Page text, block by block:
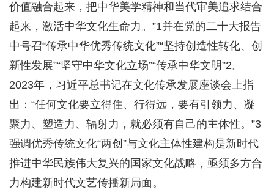
价值融合起来，把中华美学精神和当代审美追求结合
起来，激活中华文化生命力。”1并在党的二十大报告
中号召“传承中华优秀传统文化”“坚持创造性转化、创
新性发展”“坚守中华文化立场”“传承中华文明”2。
2023年，习近平总书记在文化传承发展座谈会上指
出：“任何文化要立得住、行得远，要有引领力、凝
聚力、塑造力、辐射力，就必须有自己的主体性。”3
强调优秀传统文化“两创”与文化主体性建构是新时代
推进中华民族伟大复兴的国家文化战略，亟须多方合
力构建新时代文艺传播新局面。